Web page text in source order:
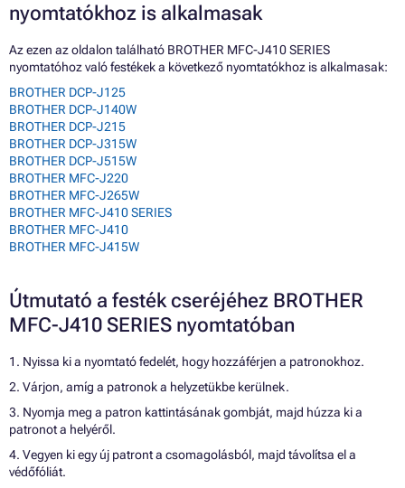
nyomtatókhoz is alkalmasak
Az ezen az oldalon található BROTHER MFC-J410 SERIES
nyomtatóhoz való festékek a következő nyomtatókhoz is alkalmasak:
BROTHER DCP-J125
BROTHER DCP-J140W
BROTHER DCP-J215
BROTHER DCP-J315W
BROTHER DCP-J515W
BROTHER MFC-J220
BROTHER MFC-J265W
BROTHER MFC-J410 SERIES
BROTHER MFC-J410
BROTHER MFC-J415W
Útmutató a festék cseréjéhez BROTHER
MFC-J410 SERIES nyomtatóban
1. Nyissa ki a nyomtató fedelét, hogy hozzáférjen a patronokhoz.
2. Várjon, amíg a patronok a helyzetükbe kerülnek.
3. Nyomja meg a patron kattintásának gombját, majd húzza ki a
patronot a helyéről.
4. Vegyen ki egy új patront a csomagolásból, majd távolítsa el a
védőfóliát.